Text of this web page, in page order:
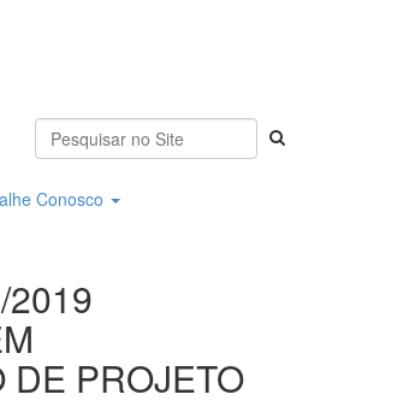
Conosco
2019
DE PROJETO